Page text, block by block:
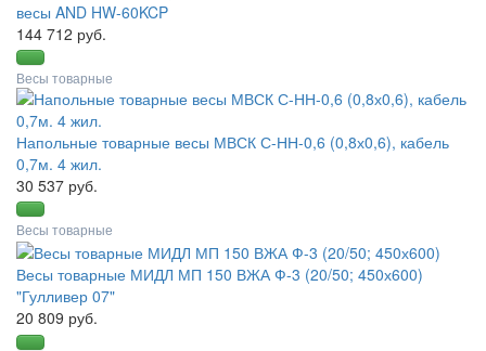
весы AND HW-60KCP
144 712 руб.
Весы товарные
Напольные товарные весы МВСК С-НН-0,6 (0,8х0,6), кабель
0,7м. 4 жил.
30 537 руб.
Весы товарные
Весы товарные МИДЛ МП 150 ВЖА Ф-3 (20/50; 450х600)
"Гулливер 07"
20 809 руб.